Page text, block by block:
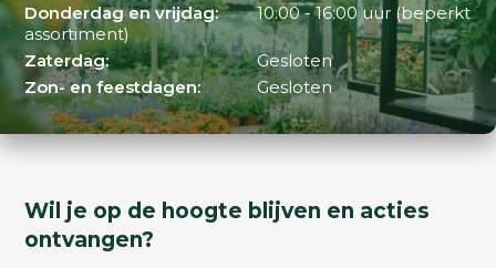
Donderdag en vrijdag:
10:00 - 16:00 uur (beperkt
assortiment)
Zaterdag:
Gesloten
Zon- en feestdagen:
Gesloten
Wil je op de hoogte blijven en acties
ontvangen?